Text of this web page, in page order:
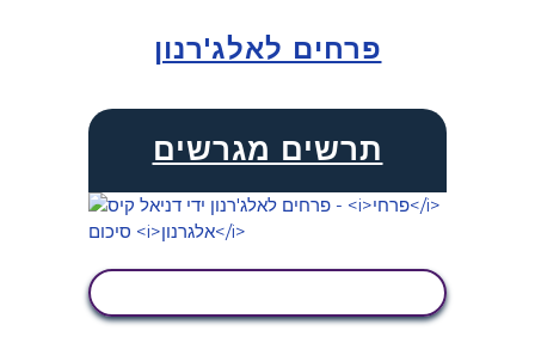
פרחים לאלג'רנון
תרשים מגרשים